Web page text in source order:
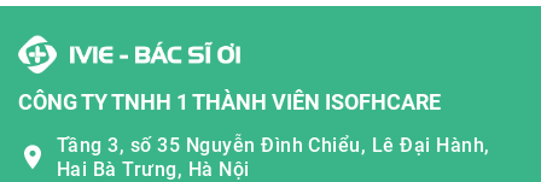
CÔNG TY TNHH 1 THÀNH VIÊN ISOFHCARE
Tầng 3, số 35 Nguyễn Đình Chiểu, Lê Đại Hành,
Hai Bà Trưng, Hà Nội